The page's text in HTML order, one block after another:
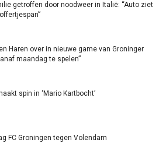
getroffen door noodweer in Italië: “Auto ziet
Haren over in nieuwe game van Groninger
maandag te spelen”
spin in ‘Mario Kartbocht’
FC Groningen tegen Volendam